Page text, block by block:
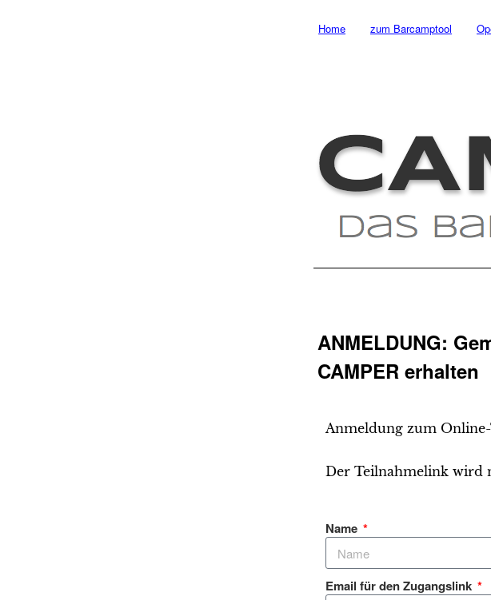
Home zum Barcamptool
ANMELDUNG:
CAMPER erhalten
Anmeldung zum Online-
Der Teilnahmelink wird
Name
Email für den Zugangslink